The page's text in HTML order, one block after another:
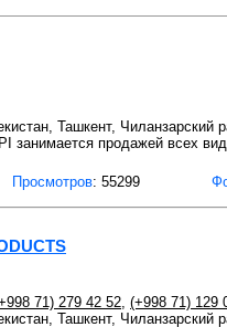
Ташкент, Чиланзарский
занимается продажей всех
Просмотров: 55299
71) 279 42 52, (+998 71) 129
Ташкент, Чиланзарский